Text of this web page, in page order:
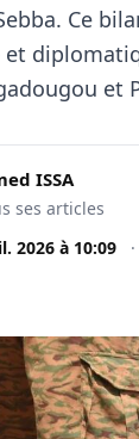
Ce
et
ISSA
ses articles
2026 à 10:09 ·